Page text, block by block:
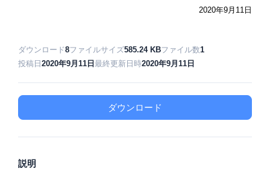
2020年9月11日
ダウンロード8ファイルサイズ585.24 KBファイル数1
投稿日 2020年9月11日 最終更新日時2020年9月11日
ダウンロード
説明